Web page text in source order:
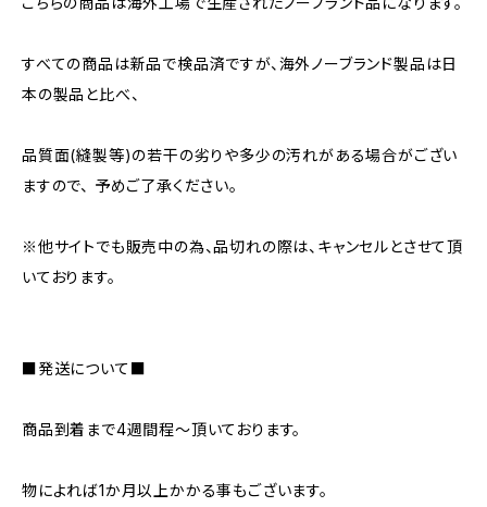
すべての商品は新品で検品済ですが、海外ノーブランド製品は日
本の製品と比べ、
品質面(縫製等)の若干の劣りや多少の汚れがある場合がござい
ますので、 予めご了承ください。
※他サイトでも販売中の為、品切れの際は、キャンセルとさせて頂
いております。
■発送について■
商品到着まで4週間程～頂いております。
物によれば1か月以上かかる事もございます。